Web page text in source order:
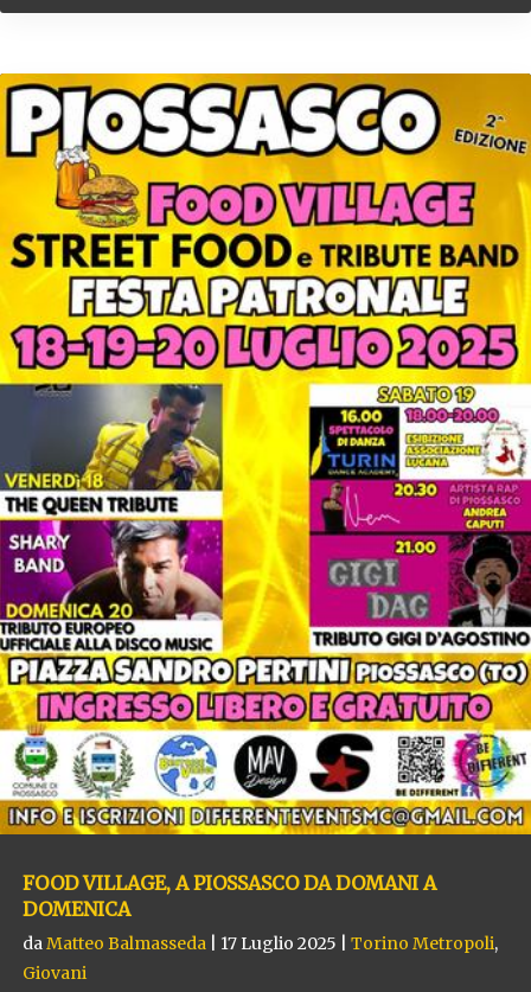
FOOD VILLAGE, A PIOSSASCO DA DOMANI A
DOMENICA
daMatteo Balmasseda 17 Luglio 2025 Torino Metropoli,
Giovani